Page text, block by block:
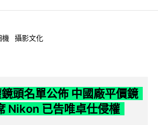
機 攝影文化
頭名單公佈 中國廠平價鏡
Nikon 已告唯卓仕侵權